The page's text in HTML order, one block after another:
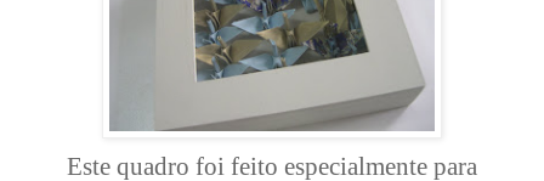
Este quadro foi feito especialmente para